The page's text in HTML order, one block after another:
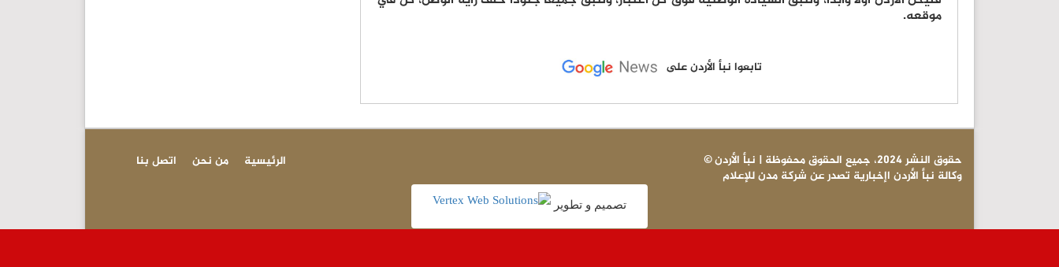
موقعه.
تابعوا نبأ الأردن على
© حقوق النشر 2024، جميع الحقوق محفوظة | نبأ الأردن
وكالة نبأ الأردن اإخبارية تصدر عن شركة مدن للإعلام
اتصل بنا من نحن الرئيسية
تصميم و تطوير